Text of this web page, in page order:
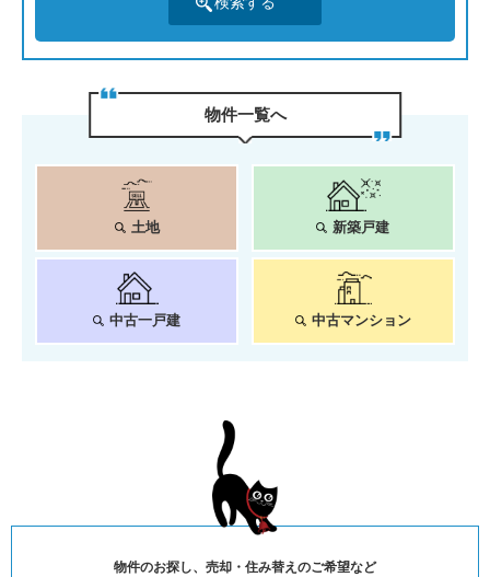
物件⼀覧へ
土地 新築戸建
中古一戸建 中古マンション
物件のお探し、売却・住み替えのご希望など